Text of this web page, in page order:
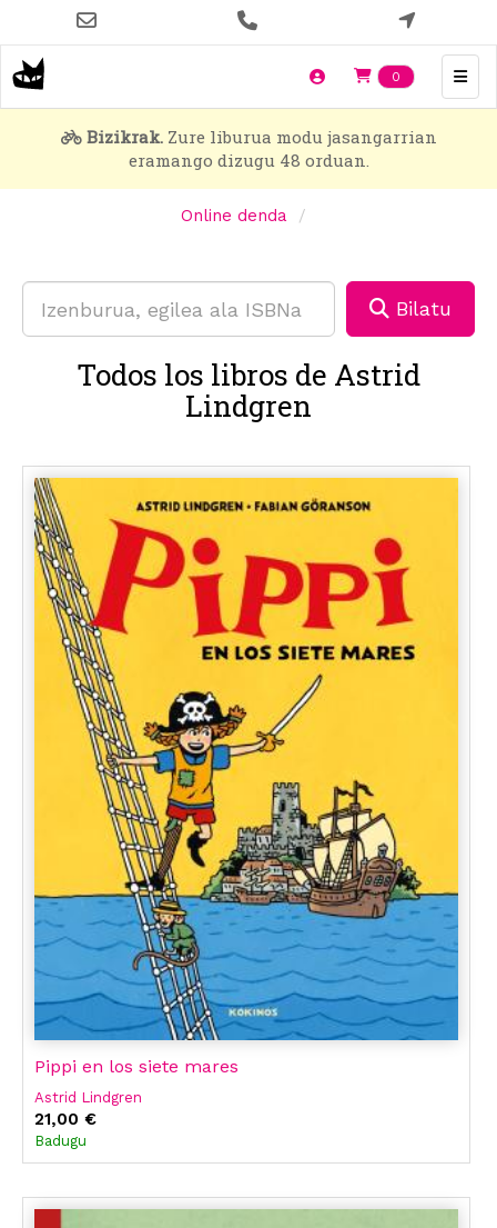
main
content
0 Items en
Bizikrak.Zure liburua modu jasangarrian
eramango dizugu 48 orduan.
Online denda
Bilatu
Todos los libros de Astrid
Lindgren
Pippi en los siete mares
Astrid Lindgren
21,00 €
Badugu